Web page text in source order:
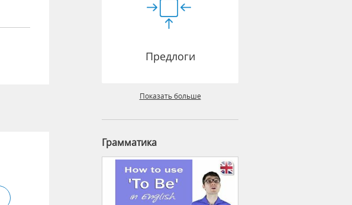
Предлоги
Показать больше
Грамматика